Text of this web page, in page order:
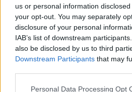
us or personal information
your opt-out. You may separately
disclosure of your personal
IAB’s list of downstream
also be disclosed by us to third
Downstream Participants that may
Personal Data Processing Opt